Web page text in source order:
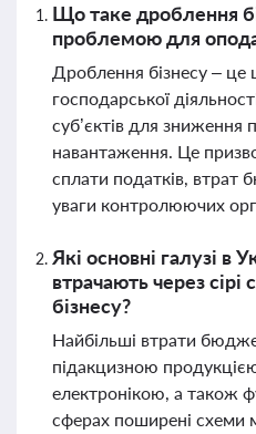
Що таке дроблення
проблемою для
Дроблення бізнесу – це
господарської
суб’єктів для зниження
навантаження. Це
сплати податків, втрат
уваги контролюючих
Які основні галузі в
втрачають через
бізнесу?
Найбільші втрати
підакцизною
електронікою, а також
сферах поширені схеми